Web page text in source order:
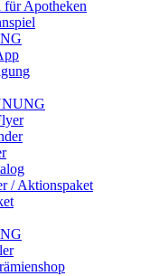
für Apotheken
/ Aktionspaket